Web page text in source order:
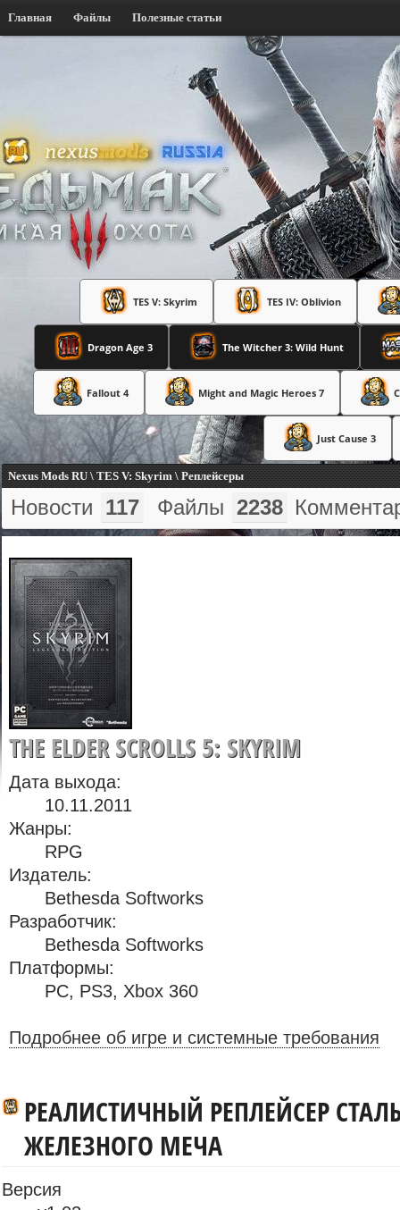
Главная Файлы Полезные статьи
TES V: Skyrim TES IV: Oblivion
Dragon Age 3 The Witcher 3: Wild Hunt
Fallout 4 Might and Magic Heroes 7
Just Cause 3
Nexus Mods RU \ TES V: Skyrim \ Реплейсеры
Новости 117 Файлы 2238
THE ELDER SCROLLS 5: SKYRIM
Дата выхода:
10.11.2011
Жанры:
RPG
Издатель:
Bethesda Softworks
Разработчик:
Bethesda Softworks
Платформы:
PC, PS3, Xbox 360
Подробнее об игре и системные требования
РЕАЛИСТИЧНЫЙ РЕПЛЕЙСЕР
ЖЕЛЕЗНОГО МЕЧА
Версия